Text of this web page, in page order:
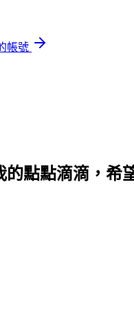
帳號
點點滴滴，希